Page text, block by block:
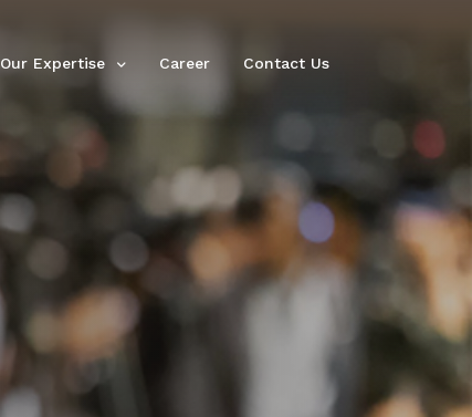
Our Expertise Career Contact Us